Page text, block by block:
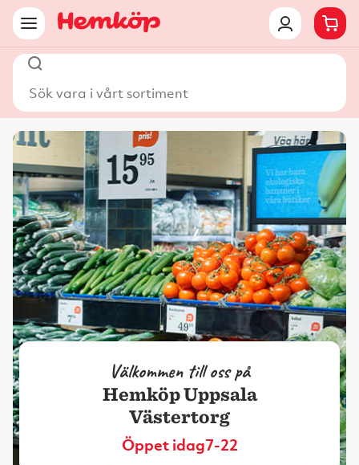
Välkommen till oss på
Hemköp Uppsala
Västertorg
Öppet idag7-22